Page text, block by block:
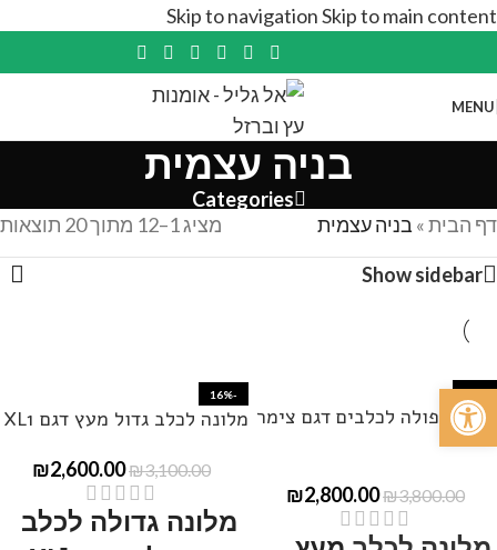
Skip to navigationSkip to main content
MENU
בניה עצמית
Categories
דף הבית» בניה עצמית מציג 1–12 מתוך 20 תוצאות
Show sidebar
-26%
כפולה לכלבים דגם צימר
₪3,800.00
₪2,800.00
-16%
מלונה לכלב גדול מעץ דגם XL1
₪3,100.00
₪2,600.00
מלונה גדולה לכלב
פתח סרגל נגישות